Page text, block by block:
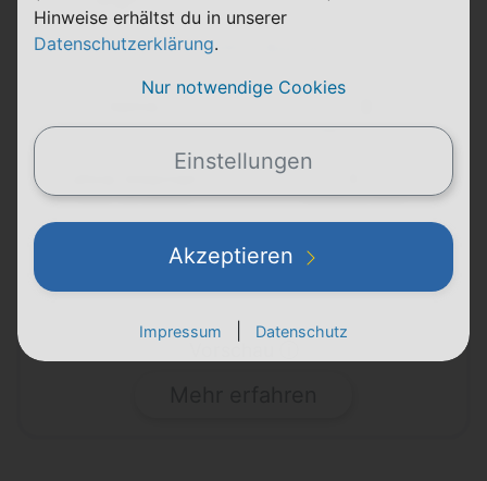
15,00 € Bonus
Laufzeit Telekom (D1)
max. 25 Mbit/s Ct/Min & SMS
Hinweise erhältst du in unserer
Datenschutzerklärung.
Nur notwendige Cookies
Einstellungen
Akzeptieren
Impressum Datenschutz